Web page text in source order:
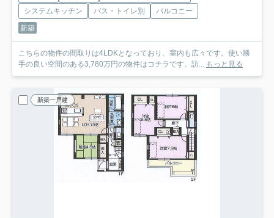
システムキッチン
バス・トイレ別
バルコニー
新築
こちらの物件の間取りは4LDKとなっており、室内も広々です。使い勝
手の良い空間のある3,780万円の物件はコチラです。訪... もっと見る
新築一戸建